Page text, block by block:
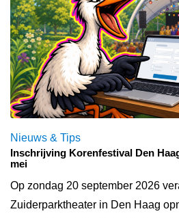
Nieuws & Tips
Inschrijving Korenfestival Den
mei
Op zondag 20 september 2026
Zuiderparktheater in Den Haag